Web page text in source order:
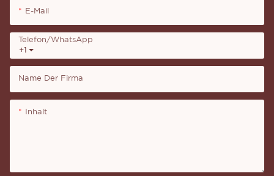
E-Mail
+1
Telefon/WhatsApp
Name Der Firma
Inhalt